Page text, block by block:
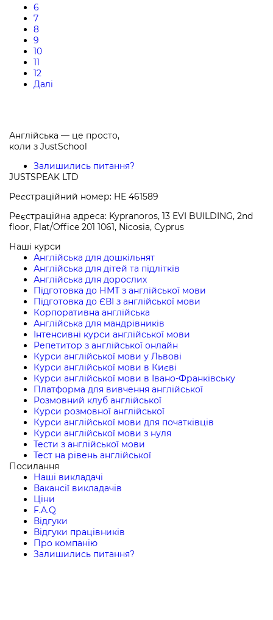
6
7
8
9
10
11
12
Далі
Англійська — це просто,
коли з JustSchool
Залишились питання?
JUSTSPEAK LTD
Реєстраційний номер: HE 461589
Реєстраційна адреса: Kypranoros, 13 EVI BUILDING, 2nd
floor, Flat/Office 201 1061, Nicosia, Cyprus
Наші курси
Англійська для дошкільнят
Англійська для дітей та підлітків
Англійська для дорослих
Підготовка до НМТ з англійської мови
Підготовка до ЄВІ з англійської мови
Корпоративна англійська
Англійська для мандрівників
Інтенсивні курси англійської мови
Репетитор з англійської онлайн
Курси англійської мови у Львові
Курси англійської мови в Києві
Курси англійської мови в Івано-Франківську
Платформа для вивчення англійської
Розмовний клуб англійської
Курси розмовної англійської
Курси англійської мови для початківців
Курси англійської мови з нуля
Тести з англійської мови
Тест на рівень англійської
Посилання
Наші викладачі
Вакансії викладачів
Ціни
F.A.Q
Відгуки
Відгуки працівників
Про компанію
Залишились питання?